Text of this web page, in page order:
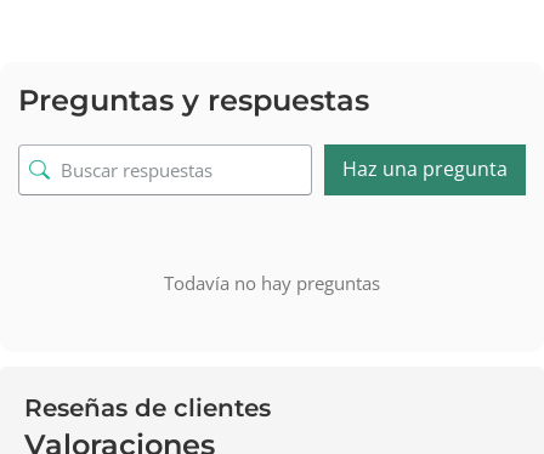
Preguntas y respuestas
Haz una pregunta
Todavía no hay preguntas
Reseñas de clientes
Valoraciones